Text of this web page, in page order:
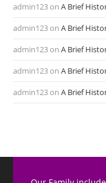
admin123onA Brief
admin123onA Brief
admin123onA Brief
admin123onA Brief
admin123onA Brief